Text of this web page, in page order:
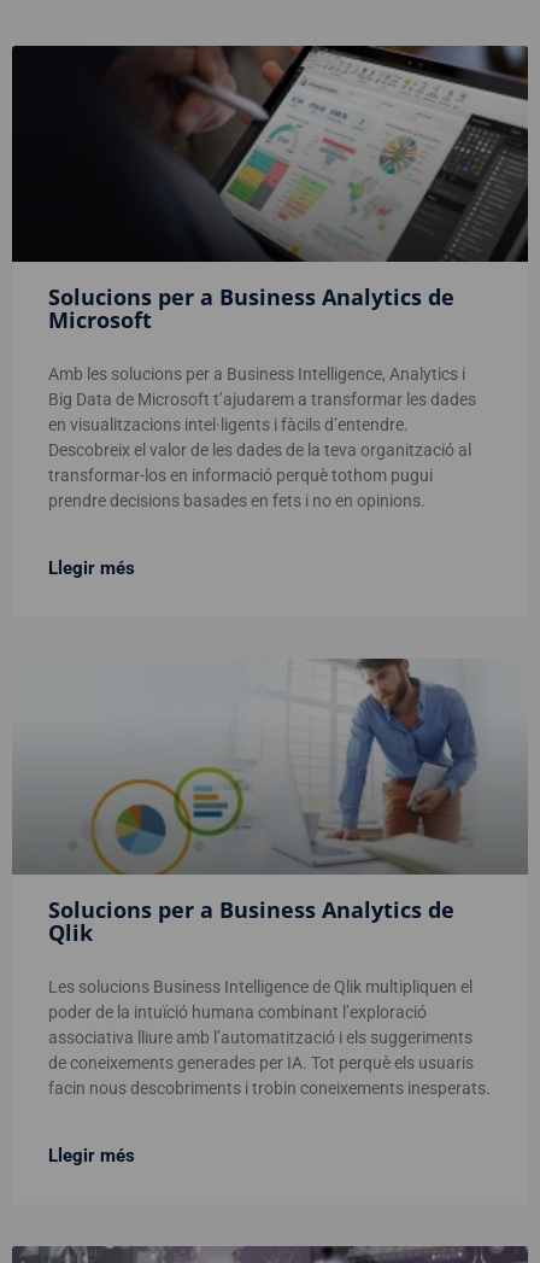
Solucions per a Business Analytics de
Microsoft
Amb les solucions per a Business Intelligence, Analytics i
Big Data de Microsoft t’ajudarem a transformar les dades
en visualitzacions intel·ligents i fàcils d’entendre.
Descobreix el valor de les dades de la teva organització al
transformar-los en informació perquè tothom pugui
prendre decisions basades en fets i no en opinions.
Llegir més
Solucions per a Business Analytics de
Qlik
Les solucions Business Intelligence de Qlik multipliquen el
poder de la intuïció humana combinant l’exploració
associativa lliure amb l’automatització i els suggeriments
de coneixements generades per IA. Tot perquè els usuaris
facin nous descobriments i trobin coneixements inesperats.
Llegir més